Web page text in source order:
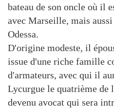
bateau de son oncle où il
avec Marseille, mais
Odessa.
D'origine modeste, il
issue d'une riche famille
d'armateurs, avec qui il
Lycurgue le quatrième de
devenu avocat qui sera